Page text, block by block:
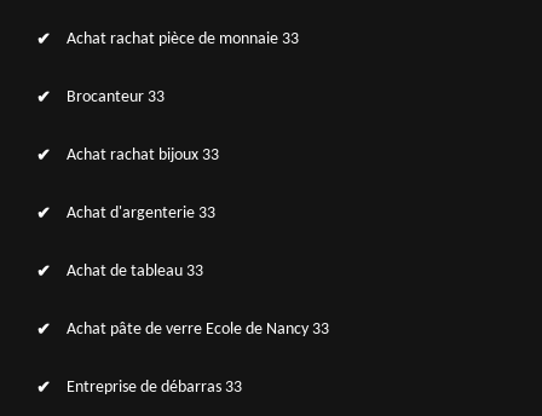
Achat rachat pièce de monnaie 33
Brocanteur 33
Achat rachat bijoux 33
Achat d'argenterie 33
Achat de tableau 33
Achat pâte de verre Ecole de Nancy 33
Entreprise de débarras 33